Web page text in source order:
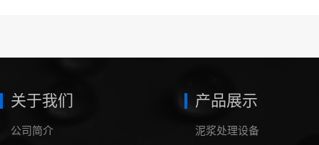
关于我们
公司简介
产品展示
泥浆处理设备